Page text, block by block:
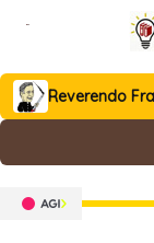
Reverendo